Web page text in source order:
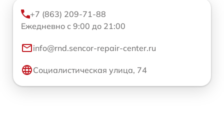
+7 (863) 209-71-88
Ежедневно с 9:00 до 21:00
info@rnd.sencor-repair-center.ru
Социалистическая улица, 74